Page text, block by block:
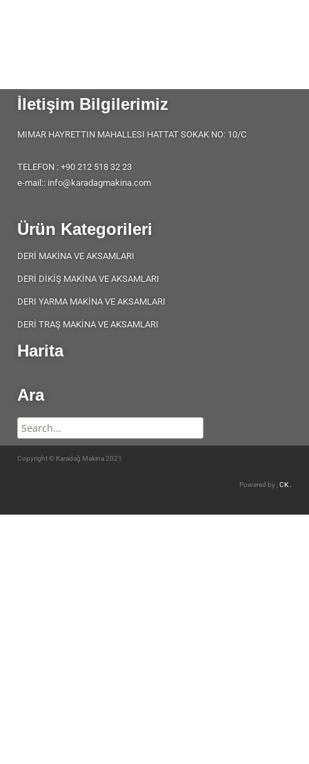
İletişim Bilgilerimiz
MIMAR HAYRETTIN MAHALLESI HATTAT SOKAK NO: 10/C
TELEFON : +90 212 518 32 23
e-mail:: info@karadagmakina.com
Ürün Kategorileri
DERİ MAKİNA VE AKSAMLARI
DERİ DİKİŞ MAKİNA VE AKSAMLARI
DERI YARMA MAKİNA VE AKSAMLARI
DERİ TRAŞ MAKİNA VE AKSAMLARI
Harita
Ara
Copyright © Karadağ Makina 2021
Powered by , CK .